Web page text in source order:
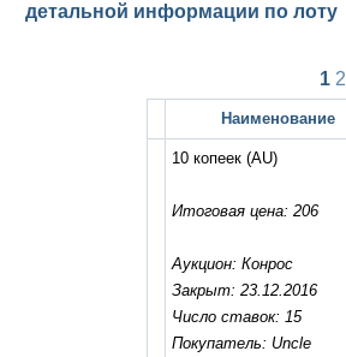
детальной информации по лоту
1 2
Наименование
10 копеек (AU)
Итоговая цена: 206
Аукцион: Конрос
Закрыт: 23.12.2016
Число ставок: 15
Покупатель: Uncle